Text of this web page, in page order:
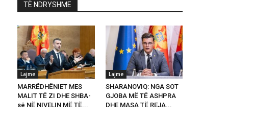
TË NDRYSHME
Lajme
MARRËDHËNIET MES
MALIT TË ZI DHE SHBA-
së NË NIVELIN MË TË...
Lajme
SHARANOVIQ: NGA SOT
GJOBA MË TË ASHPRA
DHE MASA TË REJA...